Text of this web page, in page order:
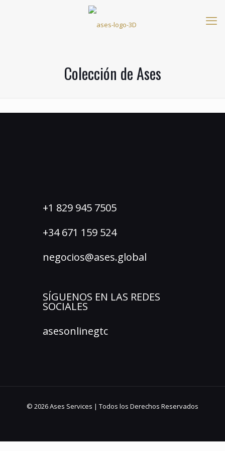
Colección de Ases
+1 829 945 7505
+34 671 159 524
negocios@ases.global
SÍGUENOS EN LAS REDES
SOCIALES
asesonlinegtc
© 2026 Ases Services | Todos los Derechos Reservados